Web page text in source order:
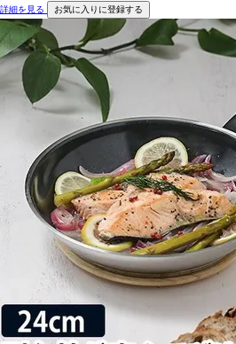
詳細を見る
お気に入りに登録する